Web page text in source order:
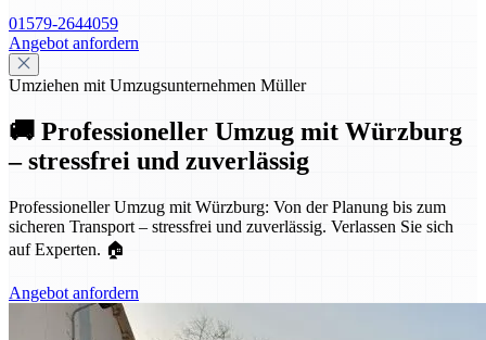
01579-2644059
Angebot anfordern
Umziehen mit Umzugsunternehmen Müller
🚚 Professioneller Umzug mit Würzburg
– stressfrei und zuverlässig
Professioneller Umzug mit Würzburg: Von der Planung bis zum
sicheren Transport – stressfrei und zuverlässig. Verlassen Sie sich
auf Experten. 🏠
Angebot anfordern